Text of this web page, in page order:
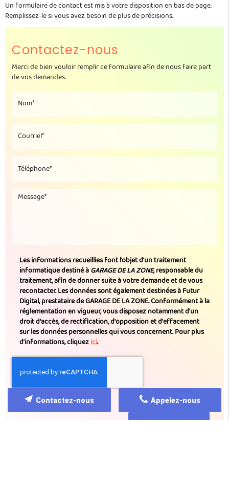
Un formulaire de contact est mis à votre disposition en bas de page.
Remplissez-le si vous avez besoin de plus de précisions.
Contactez-nous
Merci de bien vouloir remplir ce formulaire afin de nous faire part
de vos demandes.
Les informations recueillies font l’objet d’un traitement
informatique destiné àGARAGE DE LA ZONE, responsable du
traitement, afin de donner suite à votre demande et de vous
recontacter. Les données sont également destinées à Futur
Digital, prestataire de GARAGE DE LA ZONE. Conformément à la
réglementation en vigueur, vous disposez notamment d'un
droit d'accès, de rectification, d'opposition et d'effacement
sur les données personnelles qui vous concernent. Pour plus
d’informations, cliquezici.
Champs obligatoires
Appelez-nous
Contactez-nous